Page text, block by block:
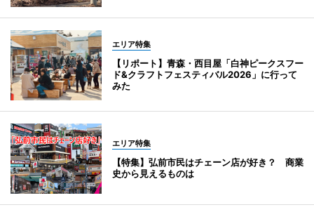
エリア特集
【リポート】青森・西目屋「白神ピークスフー
ド&クラフトフェスティバル2026」に行って
みた
エリア特集
【特集】弘前市民はチェーン店が好き？ 商業
史から見えるものは